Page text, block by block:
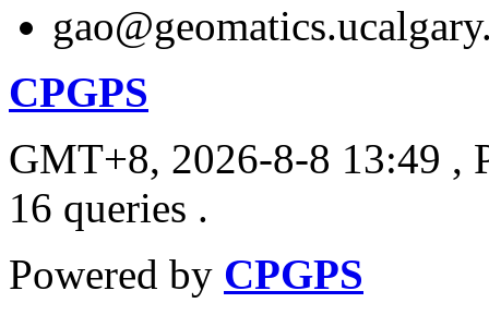
CPGPS
GMT+8, 2026-8-8 13:49 ,
16 queries .
Powered by CPGPS